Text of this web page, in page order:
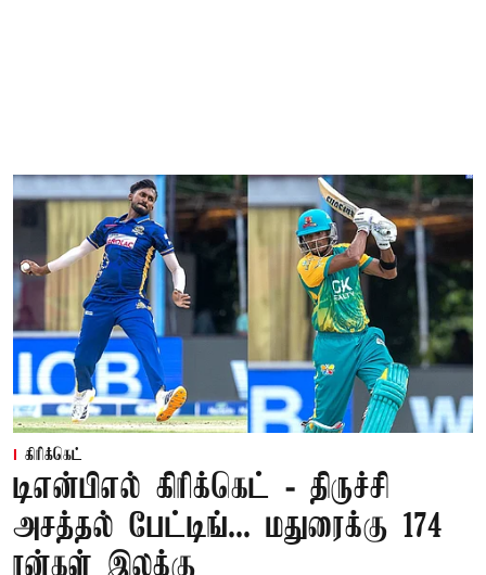
கிரிக்கெட்
டிஎன்பிஎல் கிரிக்கெட் - திருச்சி
அசத்தல் பேட்டிங்... மதுரைக்கு 174
ரன்கள் இலக்கு